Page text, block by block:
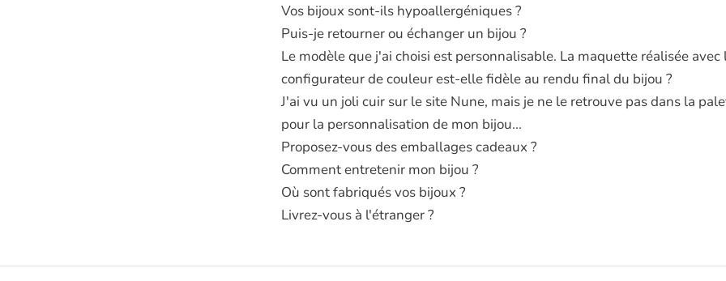
Vos bijoux sont‑ils hypoallergéniques ?
Puis‑je retourner ou échanger un bijou ?
Le modèle que j'ai choisi est personnalisable. La maquette réalisée avec
configurateur de couleur est-elle fidèle au rendu final du bijou ?
J'ai vu un joli cuir sur le site Nune, mais je ne le retrouve pas dans la
pour la personnalisation de mon bijou...
Proposez-vous des emballages cadeaux ?
Comment entretenir mon bijou ?
Où sont fabriqués vos bijoux ?
Livrez-vous à l'étranger ?